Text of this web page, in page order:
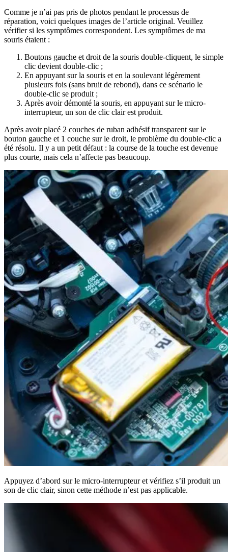
Comme je n’ai pas pris de photos pendant le processus de
réparation, voici quelques images de l’article original. Veuillez
vérifier si les symptômes correspondent. Les symptômes de ma
souris étaient :
Boutons gauche et droit de la souris double-cliquent, le simple
clic devient double-clic ;
En appuyant sur la souris et en la soulevant légèrement
plusieurs fois (sans bruit de rebond), dans ce scénario le
double-clic se produit ;
Après avoir démonté la souris, en appuyant sur le micro-
interrupteur, un son de clic clair est produit.
Après avoir placé 2 couches de ruban adhésif transparent sur le
bouton gauche et 1 couche sur le droit, le problème du double-clic a
été résolu. Il y a un petit défaut : la course de la touche est devenue
plus courte, mais cela n’affecte pas beaucoup.
Appuyez d’abord sur le micro-interrupteur et vérifiez s’il produit un
son de clic clair, sinon cette méthode n’est pas applicable.